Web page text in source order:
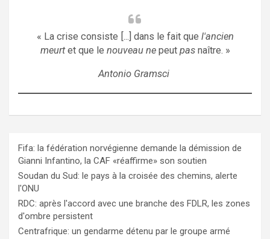
« La crise consiste [...] dans le fait que l'ancien
meurtet que le nouveau nepeut pasnaître. »
Antonio Gramsci
Fifa: la fédération norvégienne demande la démission de
Gianni Infantino, la CAF «réaffirme» son soutien
Soudan du Sud: le pays à la croisée des chemins, alerte
l'ONU
RDC: après l'accord avec une branche des FDLR, les zones
d'ombre persistent
Centrafrique: un gendarme détenu par le groupe armé